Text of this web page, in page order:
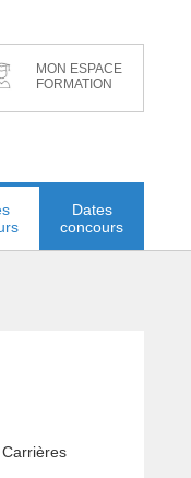
MON ESPACE
FORMATION
Dates
concours